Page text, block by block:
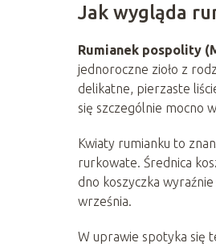
Jak wygląda
Rumianek pospolity
jednoroczne zioło z
delikatne, pierzaste
się szczególnie mocno
Kwiaty rumianku to
rurkowate. Średnica
dno koszyczka
września.
W uprawie spotyka się